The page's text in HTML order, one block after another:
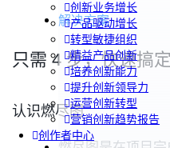
创新业务增长
产品驱动增长
转型敏捷组织
精益产品创新
培养创新能力
提升创新领导力
运营创新转型
营销创新趋势报告
创作者中心
解决方案
只需 4 步，快速搞
认识燃尽图